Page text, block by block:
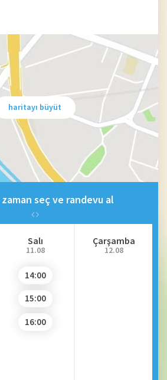
haritayı büyüt
seç ve randevu al
Salı
11.08
14:00
15:00
16:00
Çarşamba
12.08